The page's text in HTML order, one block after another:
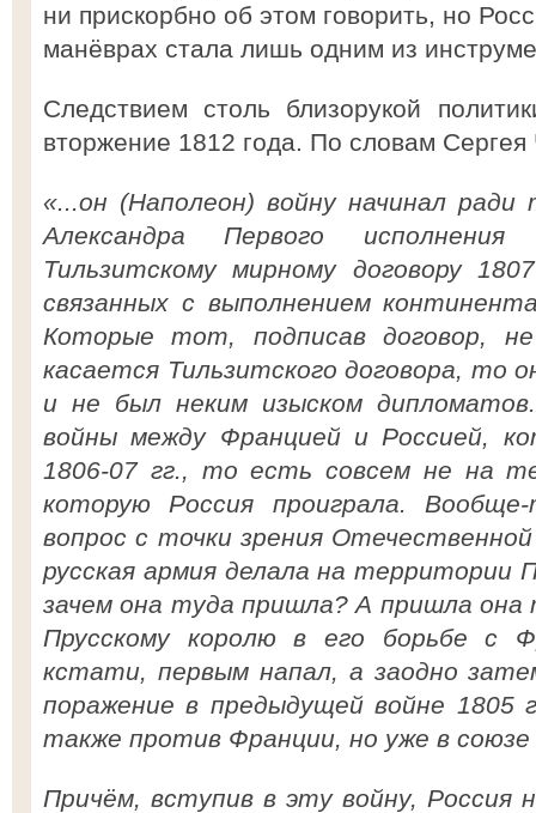
ни прискорбно об этом говорить, но
манёврах стала лишь одним из
Следствием столь близорукой
вторжение 1812 года. По словам Сергея
«...он (Наполеон) войну начинал
Александра Первого
Тильзитскому мирному договору
связанных с выполнением
Которые тот, подписав договор,
касается Тильзитского договора, то
и не был неким изыском
войны между Францией и Россией,
1806-07 гг., то есть совсем не на
которую Россия проиграла.
вопрос с точки зрения
русская армия делала на территории
зачем она туда пришла? А пришла
Прусскому королю в его борьбе с
кстати, первым напал, а заодно
поражение в предыдущей войне 1805
также против Франции, но уже в
Причём, вступив в эту войну, Россия